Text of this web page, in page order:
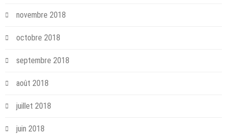
novembre 2018
octobre 2018
septembre 2018
août 2018
juillet 2018
juin 2018